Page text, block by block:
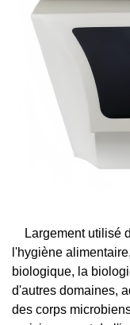
Largement utilisé
l'hygiène
biologique, la
d'autres domaines,
des corps